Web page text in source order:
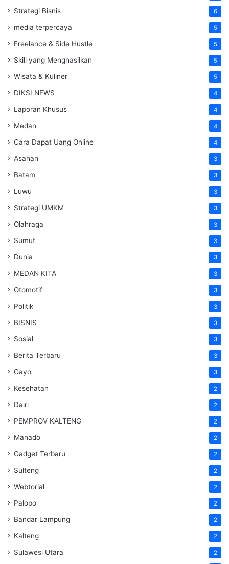
Strategi Bisnis 6
media terpercaya 5
Freelance & Side Hustle 5
Skill yang Menghasilkan 5
Wisata & Kuliner 5
DIKSI NEWS 4
Laporan Khusus 4
Medan 4
Cara Dapat Uang Online 4
Asahan 3
Batam 3
Luwu 3
Strategi UMKM 3
Olahraga 3
Sumut 3
Dunia 3
MEDAN KITA 3
Otomotif 3
Politik 3
BISNIS 3
Sosial 3
Berita Terbaru 3
Gayo 3
Kesehatan 2
Dairi 2
PEMPROV KALTENG 2
Manado 2
Gadget Terbaru 2
Sulteng 2
Webtorial 2
Palopo 2
Bandar Lampung 2
Kalteng 2
Sulawesi Utara 2